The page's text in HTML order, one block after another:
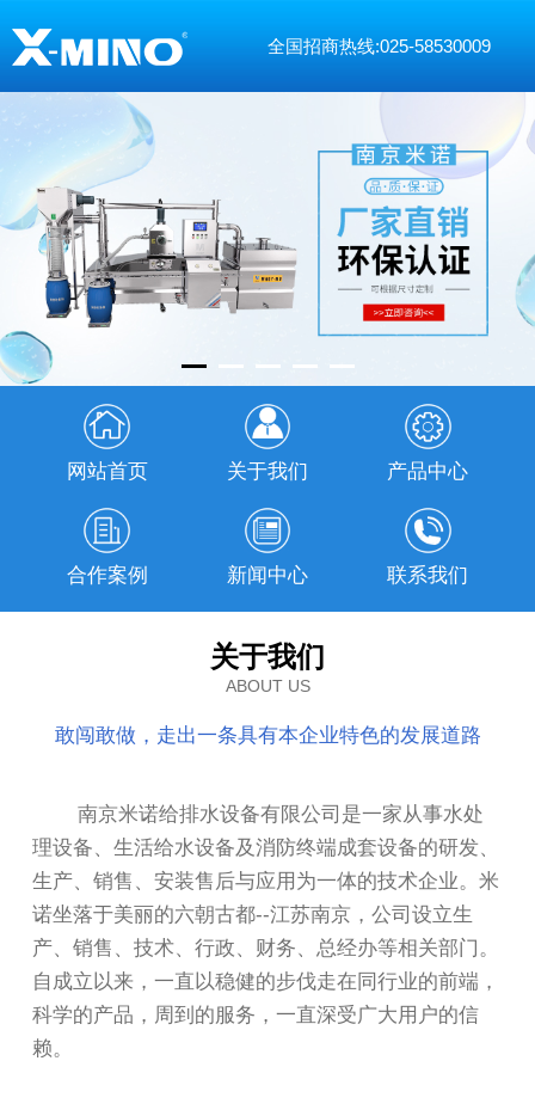
全国招商热线:025-58530009
网站首页 关于我们 产品中心
合作案例 新闻中心 联系我们
关于我们
ABOUT US
敢闯敢做，走出一条具有本企业特色的发展道路
南京米诺给排水设备有限公司是一家从事水处
理设备、生活给水设备及消防终端成套设备的研发、
生产、销售、安装售后与应用为一体的技术企业。米
诺坐落于美丽的六朝古都--江苏南京，公司设立生
产、销售、技术、行政、财务、总经办等相关部门。
自成立以来，一直以稳健的步伐走在同行业的前端，
科学的产品，周到的服务，一直深受广大用户的信
赖。